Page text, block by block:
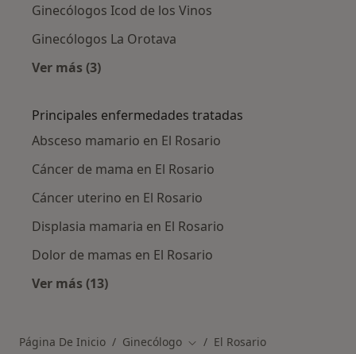
Ginecólogos Icod de los Vinos
Ginecólogos La Orotava
Ver más (3)
Principales enfermedades tratadas
Absceso mamario en El Rosario
Cáncer de mama en El Rosario
Cáncer uterino en El Rosario
Displasia mamaria en El Rosario
Dolor de mamas en El Rosario
Ver más (13)
Página De Inicio Ginecólogo Cambiar de ciudad
El Rosario